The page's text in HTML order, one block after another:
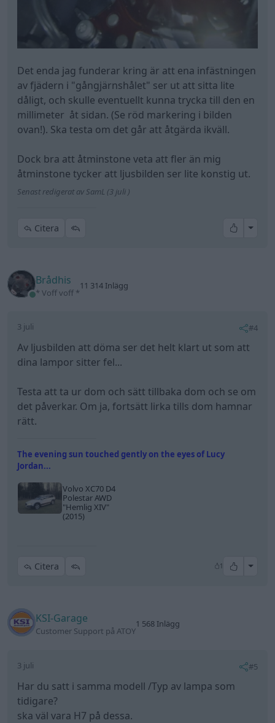
Det enda jag funderar kring är att ena infästningen
av fjädern i "gångjärnshålet" ser ut att sitta lite
dåligt, och skulle eventuellt kunna trycka till den en
millimeter åt sidan. (Se röd markering i bilden
ovan!). Ska testa om det går att åtgärda ikväll.
Dock bra att åtminstone veta att fler än mig
åtminstone tycker att ljusbilden ser lite konstig ut.
Senast redigerat av SamL (3 juli )
Citera All
Brådhis
* Voff voff *
11 314 Inlägg
3 juli #4
Av ljusbilden att döma ser det helt klart ut som att
dina lampor sitter fel...
Testa att ta ur dom och sätt tillbaka dom och se om
det påverkar. Om ja, fortsätt lirka tills dom hamnar
rätt.
The evening sun touched gently on the eyes of Lucy
Jordan...
Volvo XC70 D4
Polestar AWD
"Hemlig XIV"
(2015)
Citera 1 All
KSI-Garage
Customer Support på ATOY
1 568 Inlägg
3 juli #5
Har du satt i samma modell /Typ av lampa som
tidigare?
ska väl vara H7 på dessa.